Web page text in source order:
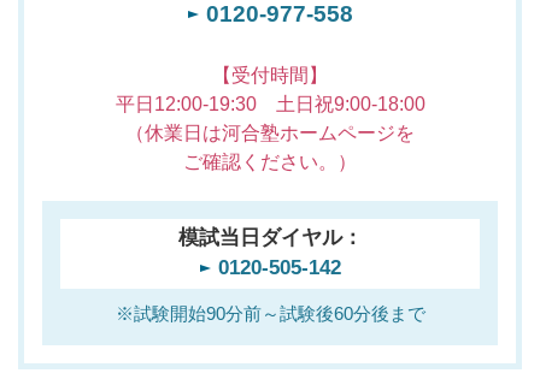
0120-977-558
【受付時間】
平日12:00-19:30 土日祝9:00-18:00
（休業日は河合塾ホームページを
ご確認ください。）
模試当日ダイヤル：
0120-505-142
※試験開始90分前～試験後60分後まで